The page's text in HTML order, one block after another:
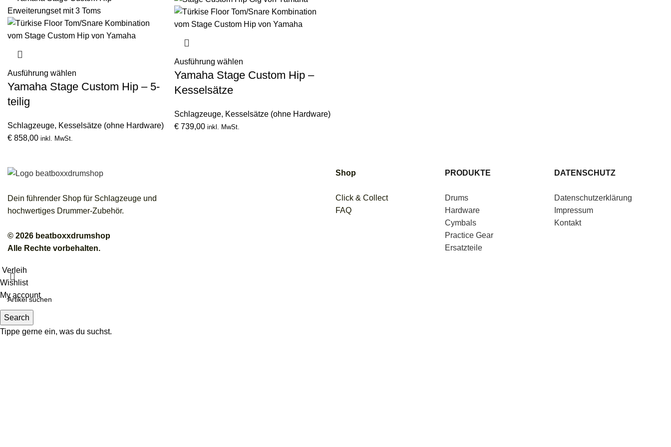
Ausführung wählen
Yamaha Stage Custom Hip – 5-
teilig
Schlagzeuge, Kesselsätze (ohne Hardware)
€ 858,00 inkl. MwSt.
Ausführung wählen
Yamaha Stage Custom Hip –
Kesselsätze
Schlagzeuge, Kesselsätze (ohne Hardware)
€739,00 inkl. MwSt.
Dein führender Shop für Schlagzeuge und
hochwertiges Drummer-Zubehör.
© 2026 beatboxxdrumshop
Alle Rechte vorbehalten.
Shop
Click & Collect
FAQ
PRODUKTE
Drums
Hardware
Cymbals
Practice Gear
Ersatzteile
DATENSCHUTZ
Datenschutzerklärung
Impressum
Kontakt
Search
Tippe gerne ein, was du suchst.
Verleih
Wishlist
My account